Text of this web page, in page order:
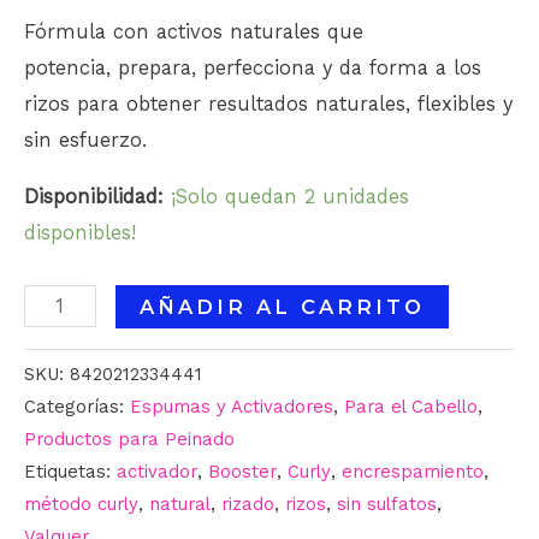
Fórmula con activos naturales que
potencia, prepara, perfecciona y da forma a los
rizos para obtener resultados naturales, flexibles y
sin esfuerzo.
Disponibilidad: ¡Solo quedan 2 unidades
disponibles!
AÑADIR AL CARRITO
SKU: 8420212334441
Categorías: Espumas y Activadores, Para el Cabello,
Productos para Peinado
Etiquetas: activador, Booster, Curly, encrespamiento,
método curly, natural, rizado, rizos, sin sulfatos,